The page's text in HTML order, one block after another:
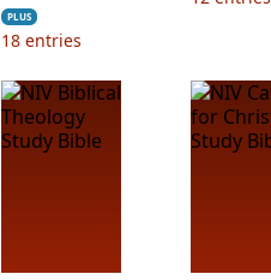
PLUS
18 entries